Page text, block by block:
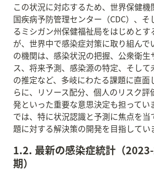
この状況に対応するため、世界保健機
国疾病予防管理センター（CDC）、そ
るミシガン州保健福祉局をはじめとす
が、世界中で感染症対策に取り組んで
の機関は、感染状況の把握、公衆衛生
ス、将来予測、感染源の特定、そして
の推定など、多岐にわたる課題に直面
らに、リソース配分、個人のリスク評
発といった重要な意思決定も担ってい
では、特に状況認識と予測に焦点を当
題に対する解決策の開発を目指してい
1.2. 最新の感染症統計（
期）